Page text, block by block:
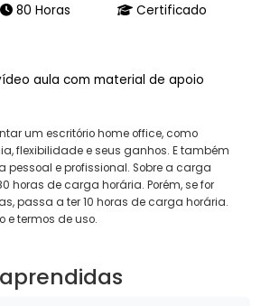
80 Horas Certificado
aula com material de apoio
um escritório home office, como
flexibilidade e seus ganhos. E também
pessoal e profissional. Sobre a carga
horas de carga horária. Porém, se for
passa a ter 10 horas de carga horária.
e termos de uso.